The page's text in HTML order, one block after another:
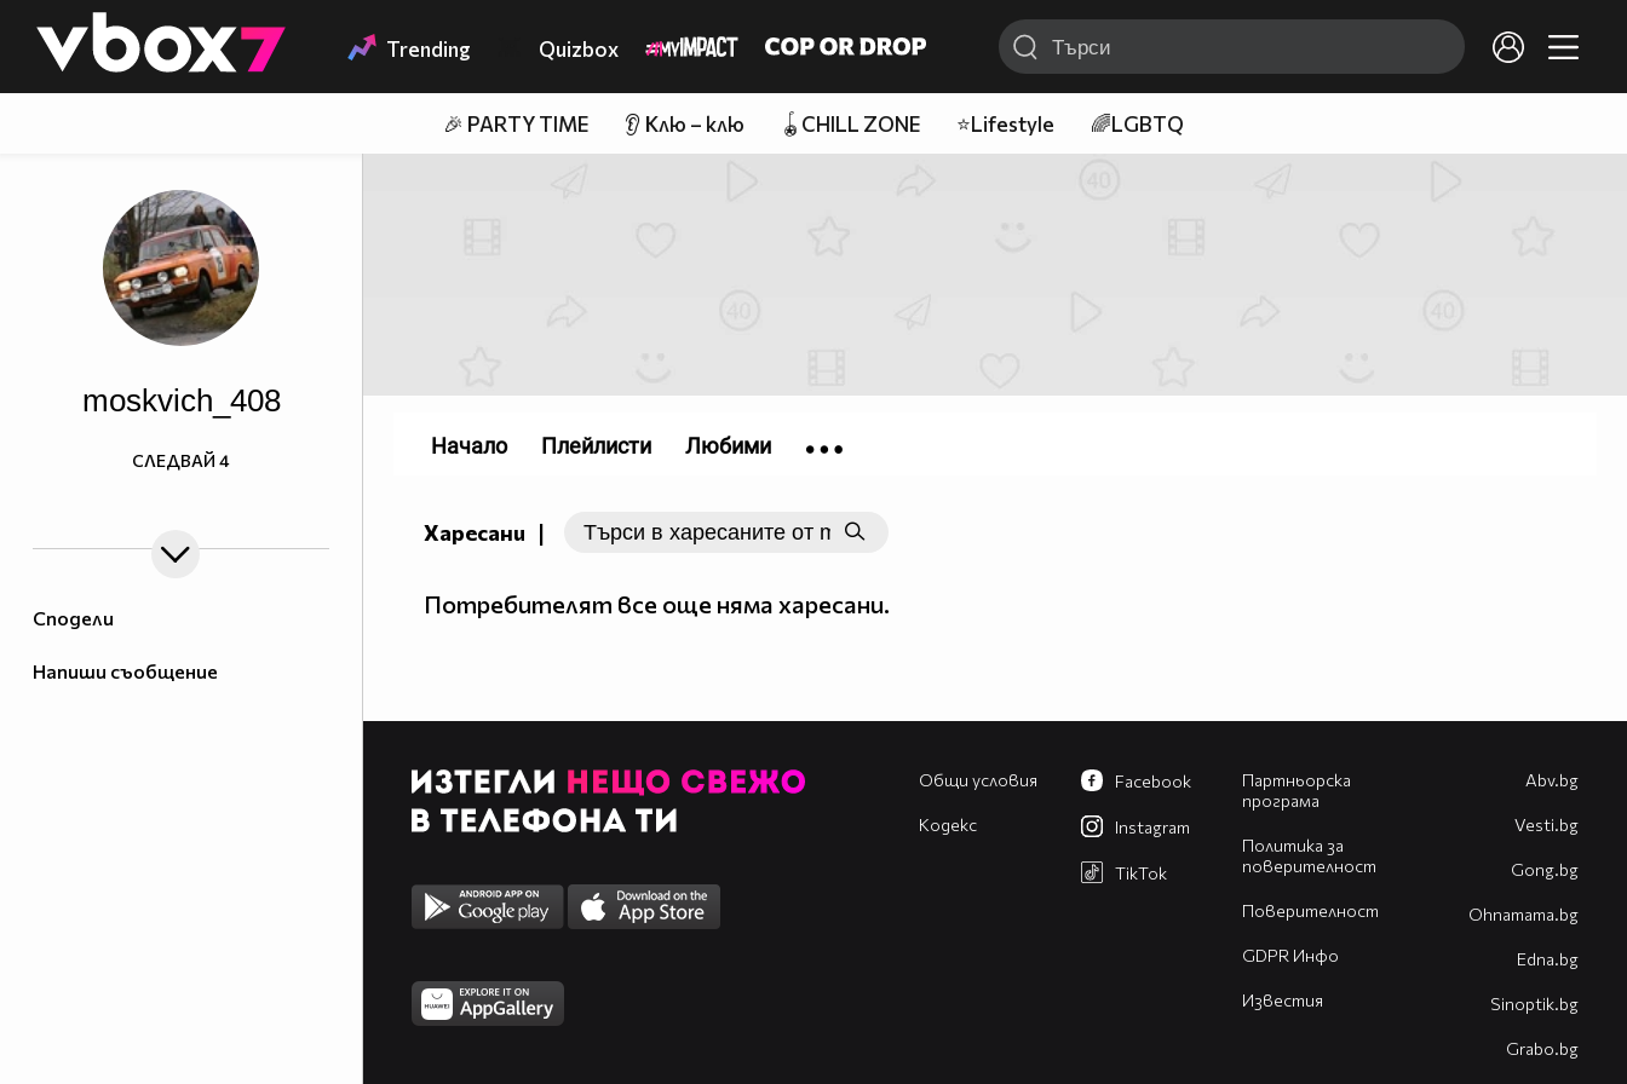
👾 Trending Quizbox
🎉 PARTY TIME 👂 Клю – клю 🪀CHILL ZONE ⭐Lifestyle 🌈LGBTQ
Сподели
Напиши съобщение
moskvich_408
карбуратор, а не сърце..
машина, а не човек.
СЛЕДВАЙ 4
Харесани |
Потребителят все още няма харесани.
Начало Плейлисти Любими
Общи условия
Кодекс
Партньорска
програма
Политика за
поверителност
Поверителност
GDPR Инфо
Известия
Facebook
Instagram
TikTok
Abv.bg
Vesti.bg
Gong.bg
Оhnamama.bg
Edna.bg
Sinoptik.bg
Grabo.bg